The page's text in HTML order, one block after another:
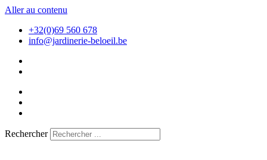
Aller au contenu
+32(0)69 560 678
info@jardinerie-beloeil.be
Rechercher